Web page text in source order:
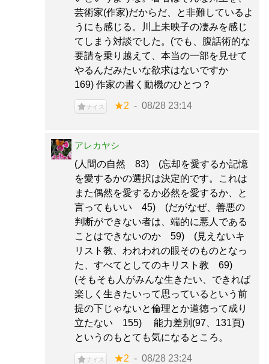
芸術家(作家)だからだ、と非難しているよ
うにも感じる。川上未映子の凄みを感じ
てしまう対談でした。(でも、腹話術的な
要請を乗り越えて、本当の一部を見せて
やるんだみたいな欲求はないですか
169) 作家の書く動機のひとつ？
ナイス ★2 08/28 23:14
アレカヤシ
(人間の自然 83) (忘却を愛するか記憶
を愛するかの選択は決定的です。これは
また偶然を愛するか必然を愛するか、と
言ってもいい 45) (だがなぜ、善悪の
判断ができない者は、端的に悪人である
ことはできないのか 59) (見えないキ
リスト教、われわれの眼そのものとなっ
た、すべてとしてのキリスト教 69)
(そもそも人がみんな生きたい、できれば
楽しく生きたいって思っているという前
提の下じゃないと倫理とか道徳って成り
立たない 155) 能力差別(97、131頁)
というのもとても気になるところ。
ナイス ★2 08/28 23:24